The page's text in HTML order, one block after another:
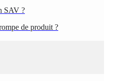
SAV ?
de produit ?